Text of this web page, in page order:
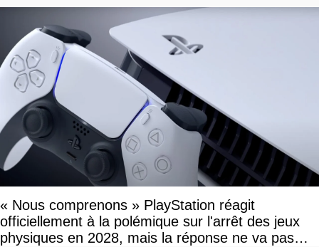
« Nous comprenons » PlayStation réagit
officiellement à la polémique sur l'arrêt des jeux
physiques en 2028, mais la réponse ne va pas